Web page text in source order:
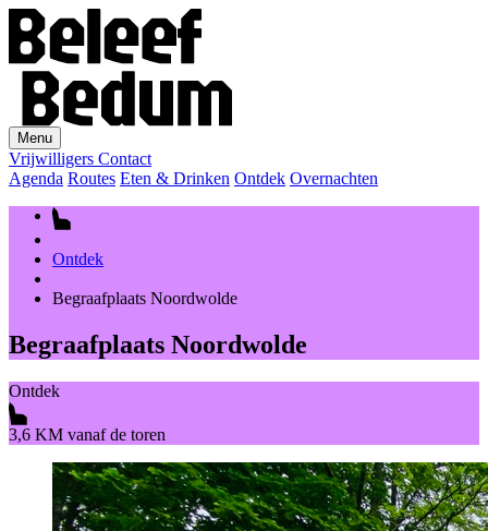
Menu
Vrijwilligers Contact
Agenda Routes Eten & Drinken Ontdek Overnachten
Ontdek
Begraafplaats Noordwolde
Begraafplaats Noordwolde
Ontdek
3,6 KM vanaf de toren